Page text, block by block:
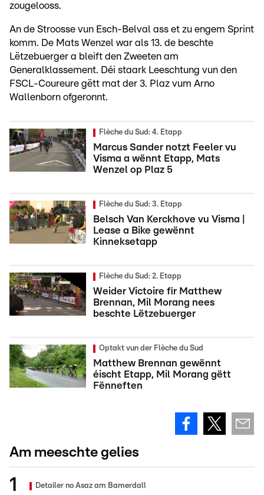
zougelooss.
An de Stroosse vun Esch-Belval ass et zu engem Sprint
komm. De Mats Wenzel war als 13. de beschte
Lëtzebuerger a bleift den Zweeten am
Generalklassement. Déi staark Leeschtung vun den
FSCL-Coureure gëtt mat der 3. Plaz vum Arno
Wallenborn ofgeronnt.
Flèche du Sud: 4. Etapp
Marcus Sander notzt Feeler vu
Visma a wënnt Etapp, Mats
Wenzel op Plaz 5
Flèche du Sud: 3. Etapp
Belsch Van Kerckhove vu Visma |
Lease a Bike gewënnt
Kinneksetapp
Flèche du Sud: 2. Etapp
Weider Victoire fir Matthew
Brennan, Mil Morang nees
beschte Lëtzebuerger
Optakt vun der Flèche du Sud
Matthew Brennan gewënnt
éischt Etapp, Mil Morang gëtt
Fënneften
Am meeschte gelies
Detailer no Asaz am Bamerdall